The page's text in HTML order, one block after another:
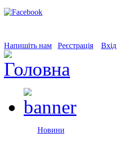
Напишіть нам Реєстрація Вхід
Новини